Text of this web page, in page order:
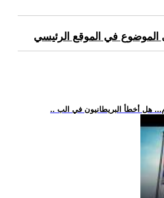
الموضوع في الموقع الرئيسي
هل أخطأ البريطانيون في الب